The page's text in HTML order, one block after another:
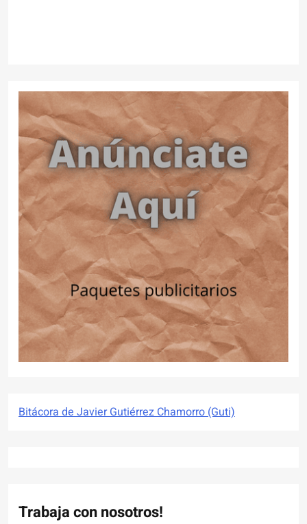
Bitácora de Javier Gutiérrez Chamorro (Guti)
Trabaja con nosotros!